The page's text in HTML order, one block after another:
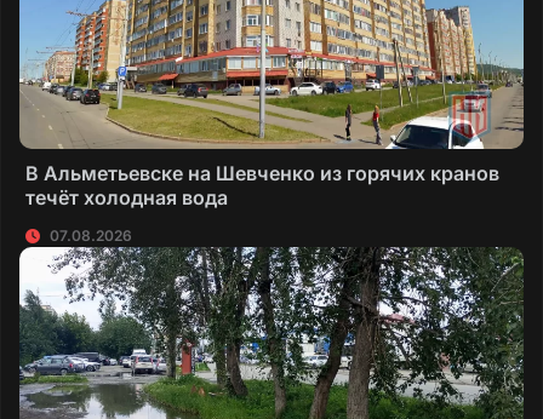
В Альметьевске на Шевченко из горячих кранов
течёт холодная вода
07.08.2026